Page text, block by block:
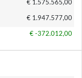
€ 1.575.565,00
€ 1.947.577,00
€ -372.012,00